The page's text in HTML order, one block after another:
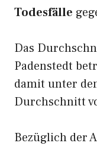
Todesfälle
Das
Padenstedt
damit unter
Durchschnitt
Bezüglich der